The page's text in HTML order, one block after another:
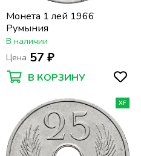
Монета 1 лей 1966
Румыния
В наличии
Цена 57 ₽
В КОРЗИНУ
XF